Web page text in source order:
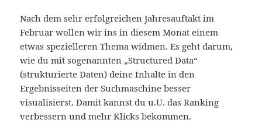
Nach dem sehr erfolgreichen Jahresauftakt im
Februar wollen wir ins in diesem Monat einem
etwas spezielleren Thema widmen. Es geht darum,
wie du mit sogenannten „Structured Data“
(strukturierte Daten) deine Inhalte in den
Ergebnisseiten der Suchmaschine besser
visualisierst. Damit kannst du u.U. das Ranking
verbessern und mehr Klicks bekommen.